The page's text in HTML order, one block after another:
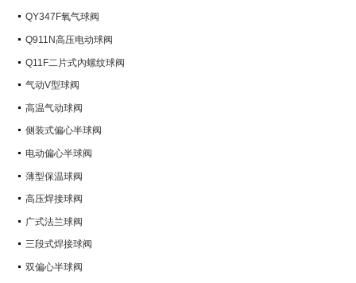
QY347F氧气球阀
Q911N高压电动球阀
Q11F二片式內螺纹球阀
气动V型球阀
高温气动球阀
侧装式偏心半球阀
电动偏心半球阀
薄型保温球阀
高压焊接球阀
广式法兰球阀
三段式焊接球阀
双偏心半球阀